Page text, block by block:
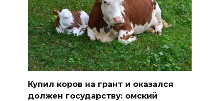
Купил коров на грант и оказался
должен государству: омский